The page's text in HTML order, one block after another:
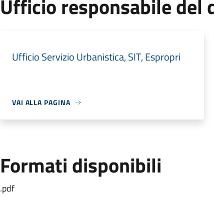
Ufficio responsabile del
Ufficio Servizio Urbanistica, SIT, Espropri
VAI ALLA PAGINA
Formati disponibili
.pdf